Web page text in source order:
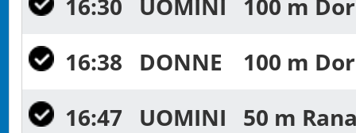
16:30 UOMINI 100 m
16:38
DONNE
100 m
16:47
UOMINI 50 m